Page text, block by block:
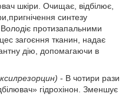
шкіри. Очищає, відбілює,
синтезу
протизапальними
загоєння тканин, надає
дію, допомагаючи в
- В чотири рази
гідрохінон. Зменшує